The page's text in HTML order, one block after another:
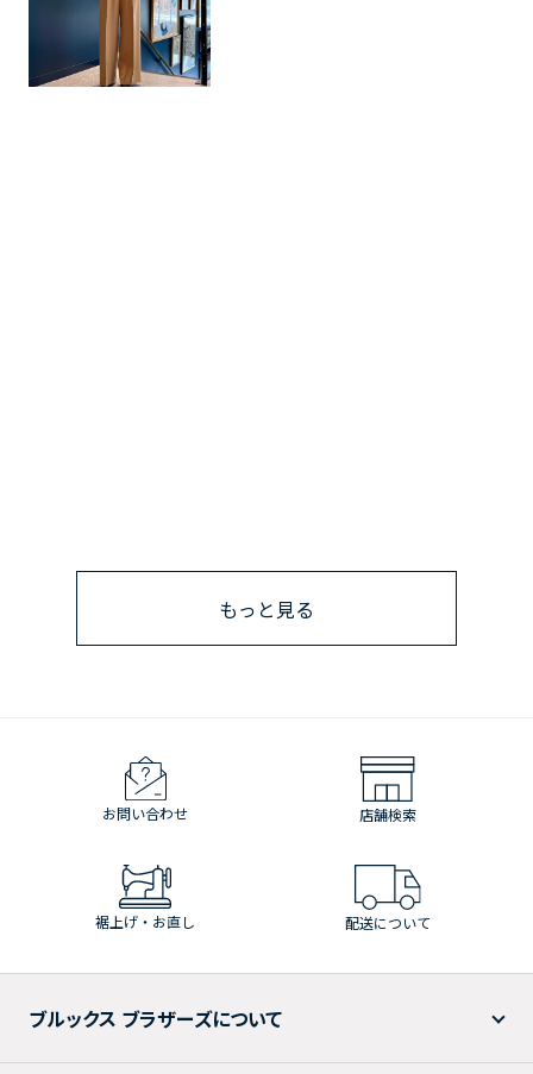
もっと見る
お問い合わせ 店舗検索
裾上げ・お直し 配送について
ブルックス ブラザーズについて